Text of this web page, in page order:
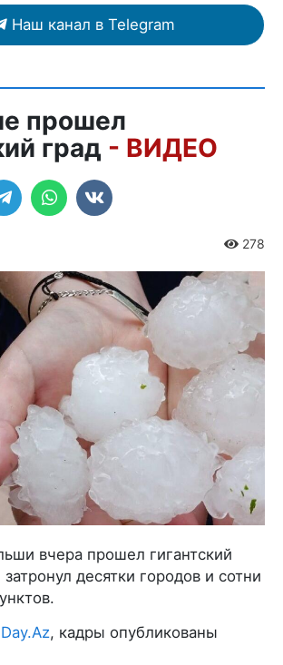
Наш канал в Telegram
прошел
град - ВИДЕО
278
вчера прошел гигантский
десятки городов и сотни
Day.Az, кадры опубликованы